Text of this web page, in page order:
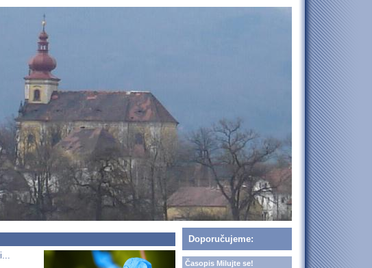
Doporučujeme:
Časopis Milujte se!